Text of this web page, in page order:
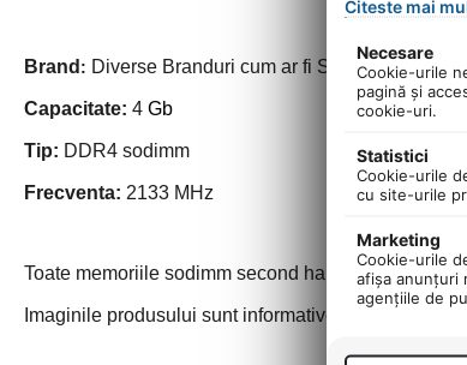
Brand : Diverse Branduri cum ar fi Samsung,
Capacitate: 4 Gb
Tip: DDR4 sodimm
Frecventa: 2133 MHz
Toate memoriile sodimm second hand au fost
Imaginile produsului sunt informative.
Citeste mai
Necesare
Cookie-urile
pagină şi
cookie-uri.
Statistici
Cookie-urile
cu site-urile
Marketing
Cookie-urile
afişa anunţuri
agenţiile de